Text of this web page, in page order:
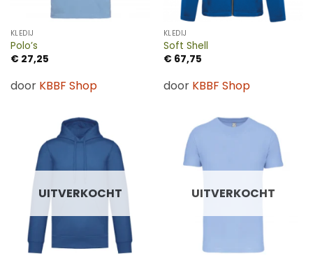
KLEDIJ
Polo’s
€27,25
door KBBF Shop
KLEDIJ
Soft Shell
€67,75
door KBBF Shop
UITVERKOCHT UITVERKOCHT